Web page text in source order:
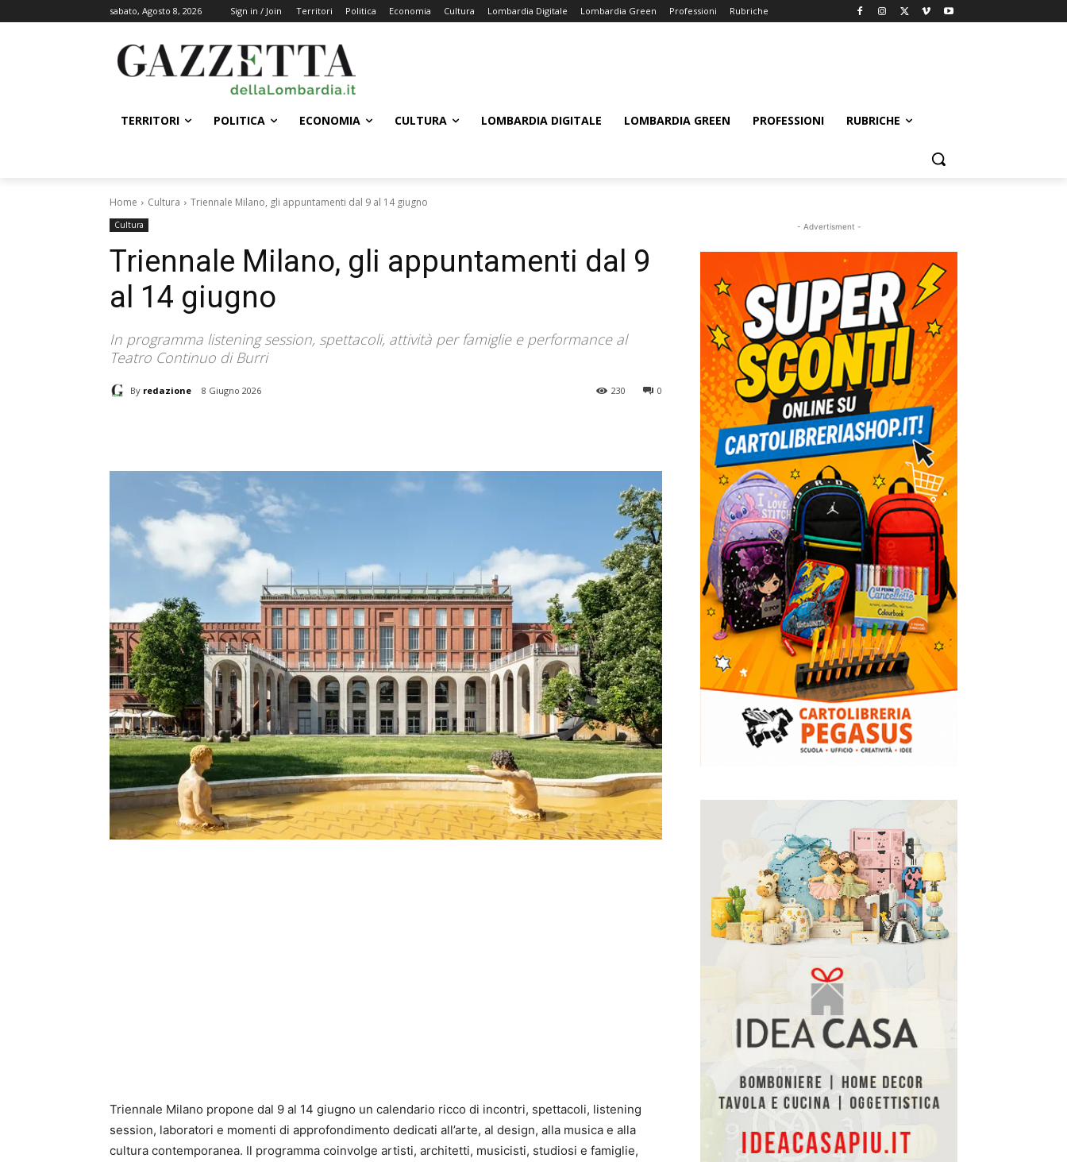
sabato, Agosto 8, 2026 Sign in / Join Territori Politica Economia Cultura Lombardia Digitale Lombardia Green Professioni Rubriche
TERRITORI POLITICA ECONOMIA CULTURA LOMBARDIA DIGITALE LOMBARDIA GREEN PROFESSIONI RUBRICHE
Home Cultura Triennale Milano, gli appuntamenti dal 9 al 14 giugno
Cultura
Triennale Milano, gli appuntamenti dal 9
al 14 giugno
In programma listening session, spettacoli, attività per famiglie e performance al
Teatro Continuo di Burri
By redazione 8 Giugno 2026 0
230
Triennale Milano propone dal 9 al 14 giugno un calendario ricco di incontri, spettacoli, listening
session, laboratori e momenti di approfondimento dedicati all’arte, al design, alla musica e alla
cultura contemporanea. Il programma coinvolge artisti, architetti, musicisti, studiosi e famiglie,
- Advertisment -